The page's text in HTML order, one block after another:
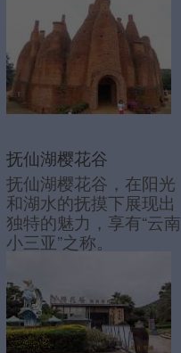
抚仙湖樱花谷
抚仙湖樱花谷，在阳光
和湖水的抚摸下展现出
独特的魅力，享有“云南
小三亚”之称。